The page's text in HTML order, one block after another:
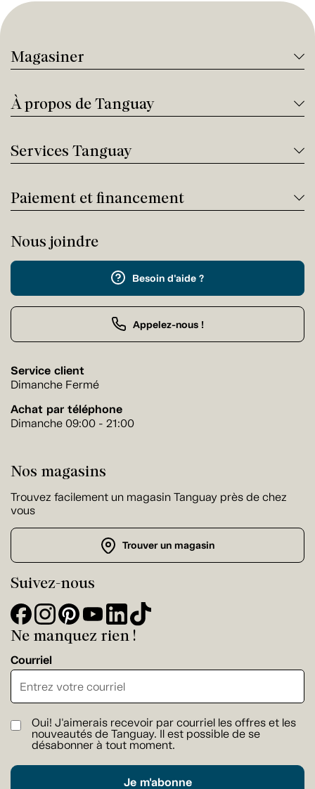
Magasiner
À propos de Tanguay
Services Tanguay
Paiement et financement
Nous joindre
Besoin d'aide ?
Appelez-nous !
Service client
Dimanche Fermé
Achat par téléphone
Dimanche 09:00 - 21:00
Nos magasins
Trouvez facilement un magasin Tanguay près de chez
vous
Trouver un magasin
Suivez-nous
Ne manquez rien !
Courriel
Oui! J'aimerais recevoir par courriel les offres et les
nouveautés de Tanguay. Il est possible de se
désabonner à tout moment.
Je m'abonne